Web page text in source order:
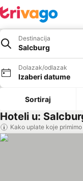
Destinacija
Salcburg
Dolazak/odlazak
Izaberi datume
Sortiraj
Hoteli u:
Kako uplate koje